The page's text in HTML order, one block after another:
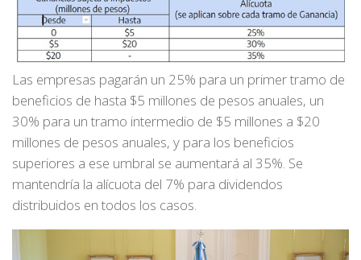
Las empresas pagarán un 25% para un primer tramo de
beneficios de hasta $5 millones de pesos anuales, un
30% para un tramo intermedio de $5 millones a $20
millones de pesos anuales, y para los beneficios
superiores a ese umbral se aumentará al 35%. Se
mantendría la alícuota del 7% para dividendos
distribuidos en todos los casos.